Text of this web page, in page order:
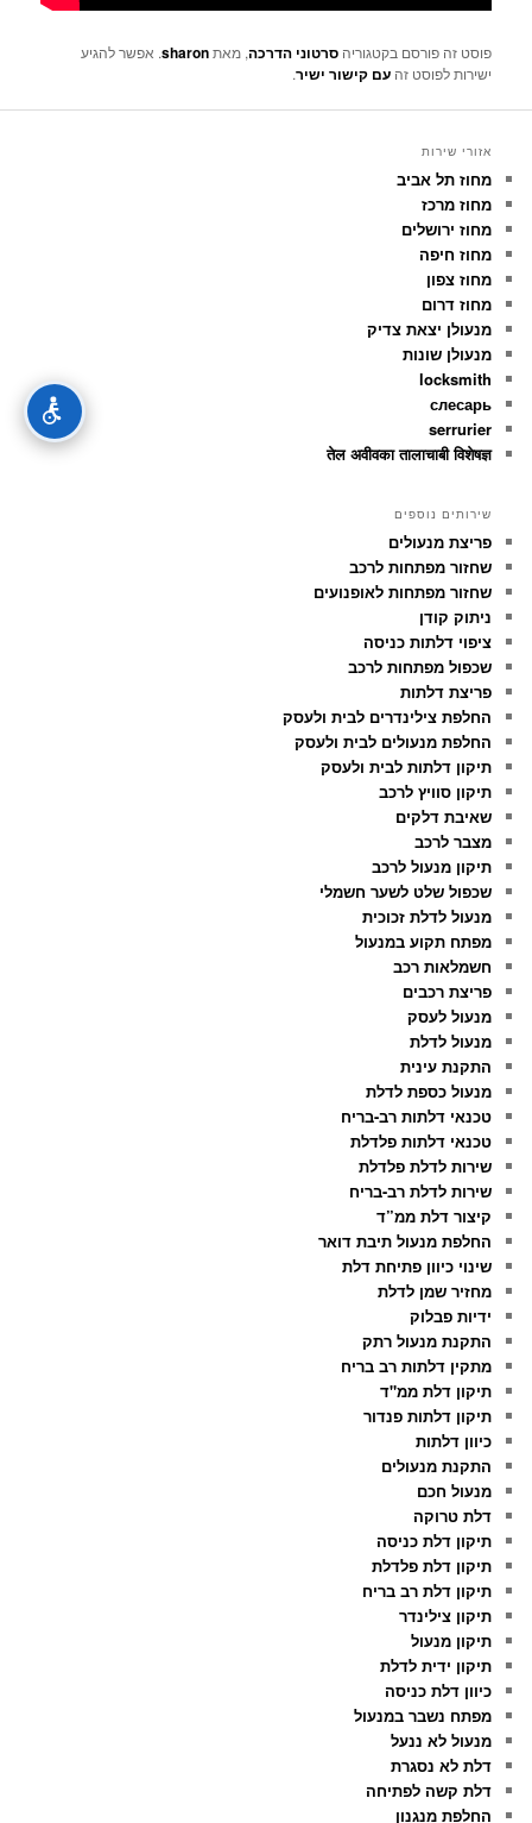
פוסט זה פורסם בקטגוריהסרטוני הדרכה, מאתsharon. אפשר להגיע
ישירות לפוסט זהעם קישור ישיר.
אזורי שירות
מחוז תל אביב
מחוז מרכז
מחוז ירושלים
מחוז חיפה
מחוז צפון
מחוז דרום
מנעולן יצאת צדיק
מנעולן שונות
locksmith
слесарь
serrurier
तेल अवीवका तालाचाबी विशेषज्ञ
שירותים נוספים
פריצת מנעולים
שחזור מפתחות לרכב
שחזור מפתחות לאופנועים
ניתוק קודן
ציפוי דלתות כניסה
שכפול מפתחות לרכב
פריצת דלתות
החלפת צילינדרים לבית ולעסק
החלפת מנעולים לבית ולעסק
תיקון דלתות לבית ולעסק
תיקון סוויץ לרכב
שאיבת דלקים
מצבר לרכב
תיקון מנעול לרכב
שכפול שלט לשער חשמלי
מנעול לדלת זכוכית
מפתח תקוע במנעול
חשמלאות רכב
פריצת רכבים
מנעול לעסק
מנעול לדלת
התקנת עינית
מנעול כספת לדלת
טכנאי דלתות רב-בריח
טכנאי דלתות פלדלת
שירות לדלת פלדלת
שירות לדלת רב-בריח
קיצור דלת ממ”ד
החלפת מנעול תיבת דואר
שינוי כיוון פתיחת דלת
מחזיר שמן לדלת
ידיות פבלוק
התקנת מנעול רתק
מתקין דלתות רב בריח
תיקון דלת ממ"ד
תיקון דלתות פנדור
כיוון דלתות
התקנת מנעולים
מנעול חכם
דלת טרוקה
תיקון דלת כניסה
תיקון דלת פלדלת
תיקון דלת רב בריח
תיקון צילינדר
תיקון מנעול
תיקון ידית לדלת
כיוון דלת כניסה
מפתח נשבר במנעול
מנעול לא ננעל
דלת לא נסגרת
דלת קשה לפתיחה
החלפת מנגנון